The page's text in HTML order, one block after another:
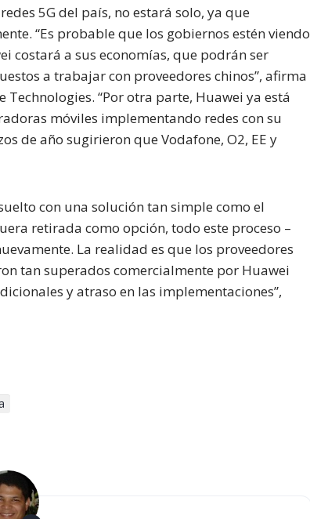
5G del país, no estará solo, ya que
“Es probable que los gobiernos estén viendo
costará a sus economías, que podrán ser
a trabajar con proveedores chinos”, afirma
“Por otra parte, Huawei ya está
móviles implementando redes con su
de año sugirieron que Vodafone, O2, EE y
con una solución tan simple como el
retirada como opción, todo este proceso –
La realidad es que los proveedores
tan superados comercialmente por Huawei
y atraso en las implementaciones”,